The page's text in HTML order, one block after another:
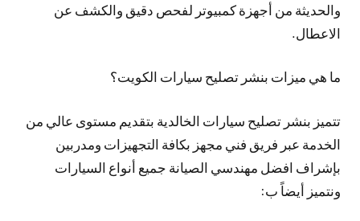
والحديثة من أجهزة كمبيوتر لفحص دقيق والكشف عن
الاعطال.
ما هي ميزات بنشر تصليح سيارات الكويت؟
تتميز بنشر تصليح سيارات الخالدية بتقديم مستوى عالي من
الخدمة عبر فريق فني مجهز بكافة التجهيزات ومدربين
بإشراف افضل مهندسي الصيانة جميع أنواع السيارات
ونتميز أيضاً ب: